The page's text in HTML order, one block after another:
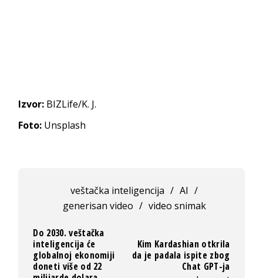
Izvor: BIZLife/K. J.
Foto: Unsplash
veštačka inteligencija / AI /
generisan video / video snimak
Do 2030. veštačka
inteligencija će
globalnoj ekonomiji
doneti više od 22
Kim Kardashian otkrila
da je padala ispite zbog
Chat GPT-ja